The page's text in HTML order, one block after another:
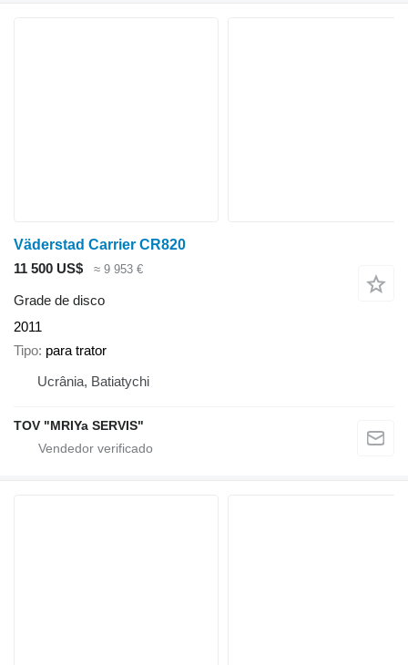
Väderstad Carrier CR820
11 500 US$
≈ 9 953 €
Grade de disco
2011
Tipo para trator
Ucrânia, Batiatychi
TOV "MRIYa SERVIS"